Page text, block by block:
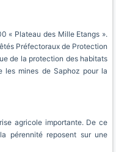
« Plateau des Mille Etangs ».
Préfectoraux de Protection
de la protection des habitats
les mines de Saphoz pour la
agricole importante. De ce
pérennité reposent sur une